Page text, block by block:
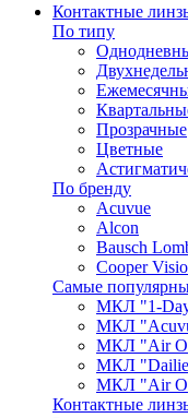
Контактные
По типу
Прозрачные
Цветные
По бренду
Acuvue
Alcon
Bausch
Cooper
Самые
МКЛ "1-Day
МКЛ
МКЛ "Air
МКЛ
МКЛ "Air
Контактные